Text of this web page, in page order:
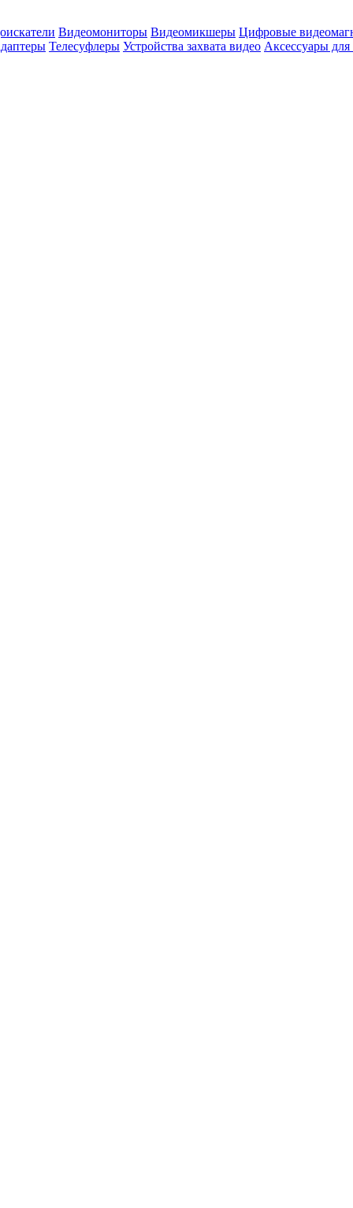
Видеомониторы Видеомикшеры Цифровые
Телесуфлеры Устройства захвата видео Аксессуары